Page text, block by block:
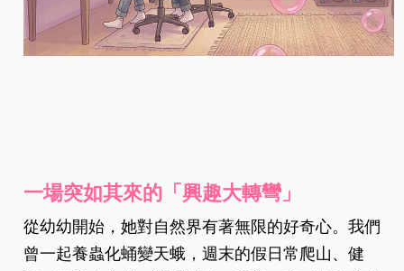
一場突如其來的「興趣大轉彎」
從幼幼開始，她對自然界有著無限的好奇心。我們
曾一起養蟲化蛹變天蛾，週末的假日常爬山、健